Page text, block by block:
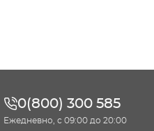
0(800) 300 585
Ежедневно, с 09:00 до 20:00